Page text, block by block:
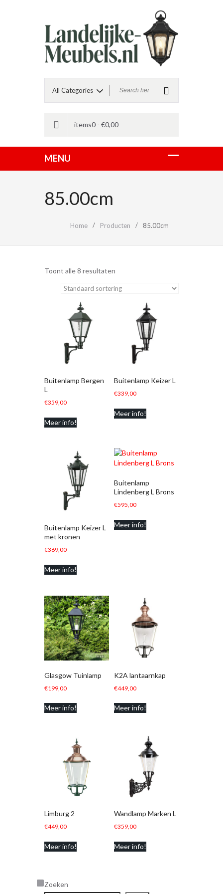
items0 - €0,00
85.00cm
Home Producten 85.00cm
Toont alle 8 resultaten
Buitenlamp Bergen
L
€359,00
Meer info!
Buitenlamp Keizer L
€339,00
Meer info!
Buitenlamp Keizer L
met kronen
€369,00
Meer info!
Buitenlamp
Lindenberg L Brons
€595,00
Meer info!
Glasgow Tuinlamp
€199,00
Meer info!
K2A lantaarnkap
€449,00
Meer info!
Limburg 2
€449,00
Meer info!
Wandlamp Marken L
€359,00
Meer info!
Zoeken